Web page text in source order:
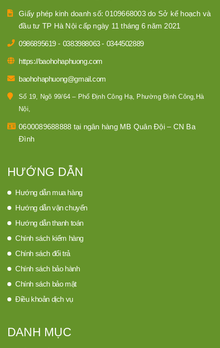
Giấy phép kinh doanh số: 0109668003 do Sở kế hoạch và
đầu tư TP Hà Nội cấp ngày 11 tháng 6 năm 2021
0986895619 - 0383988063- 0344502889
https://baohohaphuong.com
baohohaphuong@gmail.com
Số 19, Ngõ 99/64 – Phố Định Công Hạ, Phường Định Công,Hà
Nội,
0600089688888 tại ngân hàng MB Quân Đội – CN Ba
Đình
HƯỚNG DẪN
Hướng dẫn mua hàng
Hướng dẫn vận chuyển
Hướng dẫn thanh toán
Chính sách kiểm hàng
Chính sách đổi trả
Chính sách bảo hành
Chính sách bảo mật
Điều khoản dịch vụ
DANH MỤC